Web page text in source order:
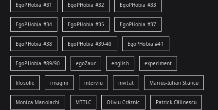
EgoPHobia #31 EgoPHobia #32 EgoPHobia #33
EgoPHobia #34 EgoPHobia #35 EgoPHobia #37
EgoPHobia #38 EgoPHobia #39-40 EgoPHobia #41
EgoPHobia #89/90 egoZaur english experiment
filosofie imagini interviu invitat Marius-Iulian Stancu
Monica Manolachi MTTLC Oliviu Crâznic Patrick Călinescu